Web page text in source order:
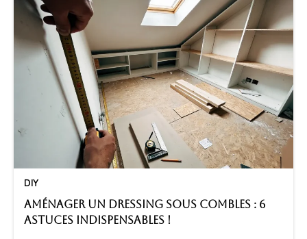
DIY
Aménager un dressing sous combles : 6
astuces indispensables !